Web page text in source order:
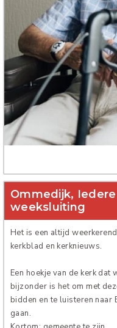
ANBI /Veilige
Verhuur
Ommedijk, Iedere
weeksluiting
Het is een altijd
kerkblad en kerknieuws.
Een hoekje van de kerk
bijzonder is het om met
bidden en te luisteren
gaan.